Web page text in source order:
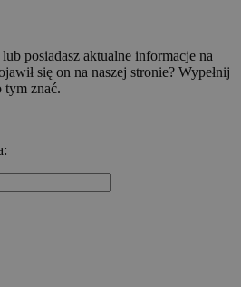
posiadasz aktualne informacje na
się on na naszej stronie? Wypełnij
tym znać.